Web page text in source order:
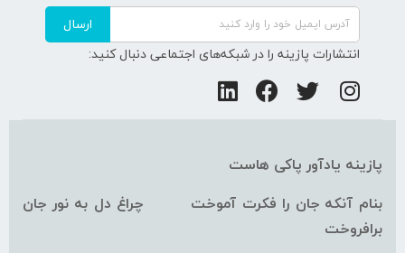
ارسال
انتشارات پازینه را در شبکه‌های اجتماعی دنبال کنید:
پازینه یادآور پاکی هاست
بنام آنکه جان را فکرت آموخت چراغ دل به نور جان
برافروخت